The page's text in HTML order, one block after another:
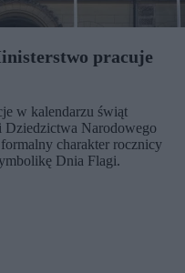
pracuje
w kalendarzu świąt
Narodowego
charakter rocznicy
Dnia Flagi.